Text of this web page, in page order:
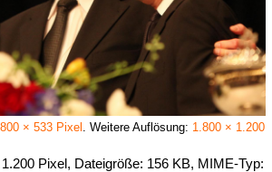
800 × 533 Pixel Weitere Auflösung: 1.800 × 1.200
Pixel, Dateigröße: 156 KB, MIME-Typ: